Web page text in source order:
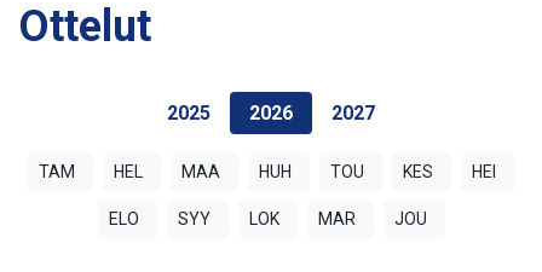
Ottelut
2025 2026 2027
TAM HEL MAA HUH TOU KES HEI
ELO SYY LOK MAR JOU